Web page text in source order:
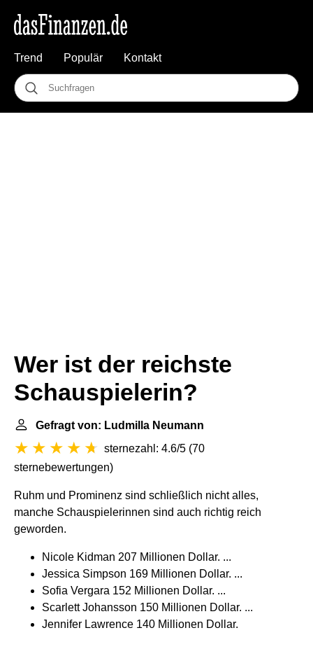
Trend Populär Kontakt
Wer ist der reichste
Schauspielerin?
Gefragt von: Ludmilla Neumann
sternezahl: 4.6/5 (70
sternebewertungen)
Ruhm und Prominenz sind schließlich nicht alles,
manche Schauspielerinnen sind auch richtig reich
geworden.
Nicole Kidman 207 Millionen Dollar. ...
Jessica Simpson 169 Millionen Dollar. ...
Sofia Vergara 152 Millionen Dollar. ...
Scarlett Johansson 150 Millionen Dollar. ...
Jennifer Lawrence 140 Millionen Dollar.